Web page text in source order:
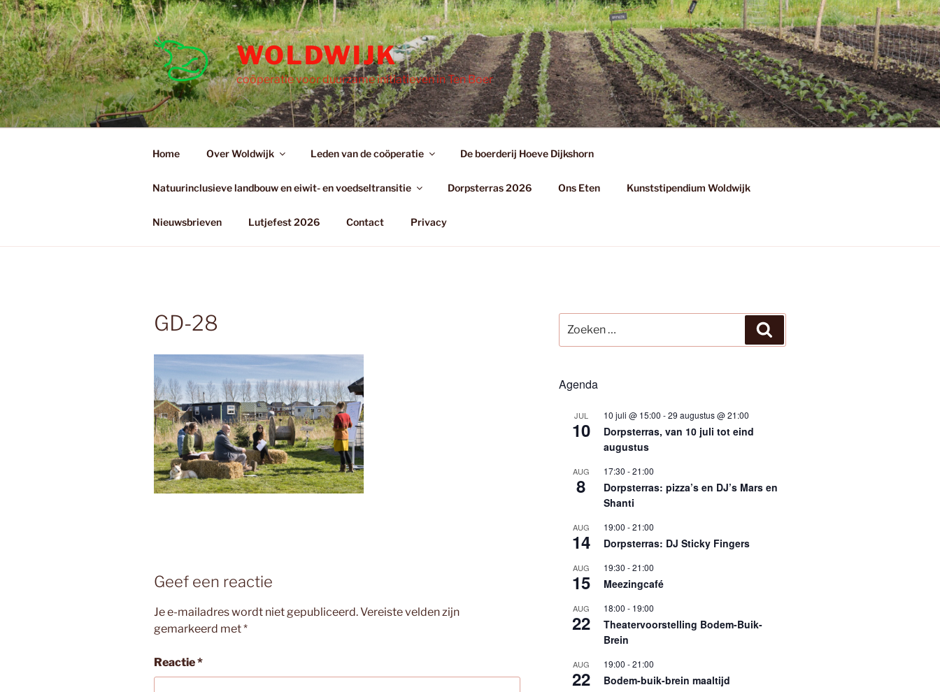
Ga
naar
de
inhoud
WOLDWIJK
coöperatie voor duurzame initiatieven in Ten Boer
Home Over Woldwijk Leden van de coöperatie De boerderij Hoeve Dijkshorn
Natuurinclusieve landbouw en eiwit- en voedseltransitie Dorpsterras 2026 Ons Eten Kunststipendium Woldwijk
Nieuwsbrieven Lutjefest 2026 Contact Privacy
GD-28
Geef een reactie
Je e-mailadres wordt niet gepubliceerd.Vereiste velden zijn
gemarkeerd met*
Reactie*
naar:
Agenda
JUL
10
10 juli @ 15:00 -29 augustus @ 21:00
Dorpsterras, van 10 juli tot eind
augustus
AUG
8
17:30 -21:00
Dorpsterras: pizza’s en DJ’s Mars en
Shanti
AUG
14
19:00 -21:00
Dorpsterras: DJ Sticky Fingers
AUG
15
19:30 -21:00
Meezingcafé
AUG
22
18:00 - 19:00
Theatervoorstelling Bodem-Buik-
Brein
AUG
22
19:00 -21:00
Bodem-buik-brein maaltijd